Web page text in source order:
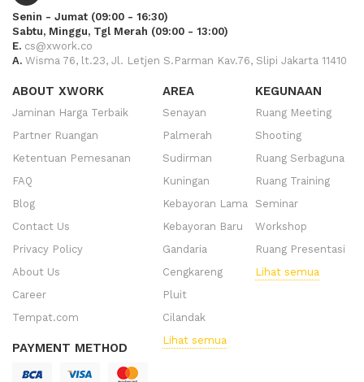
Senin - Jumat (09:00 - 16:30)
Sabtu, Minggu, Tgl Merah (09:00 - 13:00)
E. cs@xwork.co
A. Wisma 76, lt.23, Jl. Letjen S.Parman Kav.76, Slipi Jakarta 11410
ABOUT XWORK
Jaminan Harga Terbaik
Partner Ruangan
Ketentuan Pemesanan
FAQ
Blog
Contact Us
Privacy Policy
About Us
Career
Tempat.com
PAYMENT METHOD
AREA
Senayan
Palmerah
Sudirman
Kuningan
Kebayoran Lama
Kebayoran Baru
Gandaria
Cengkareng
Pluit
Cilandak
Lihat semua
KEGUNAAN
Ruang Meeting
Shooting
Ruang Serbaguna
Ruang Training
Seminar
Workshop
Ruang Presentasi
Lihat semua